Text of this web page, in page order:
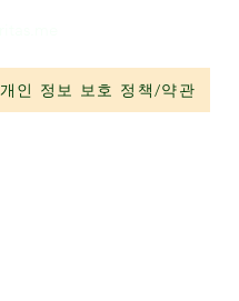
개인 정보 보호 정책/약관